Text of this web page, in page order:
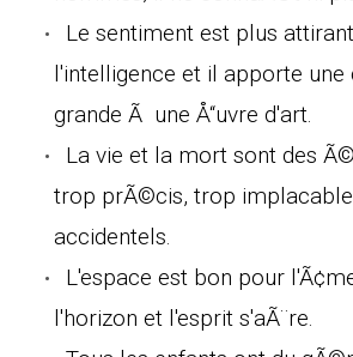
Le sentiment est plus
l'intelligence et il apporte
grande Ã une Å“uvre d'art.
La vie et la mort sont des
trop prÃ©cis, trop
accidentels.
L'espace est bon pour
l'horizon et l'esprit s'aÃ¨re.